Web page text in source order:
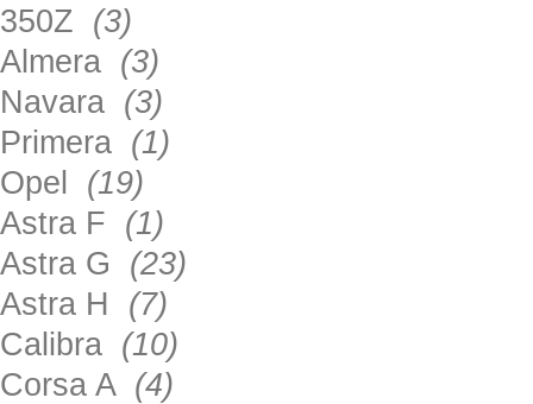
350Z (3)
Almera (3)
Navara (3)
Primera (1)
Opel (19)
Astra F (1)
Astra G (23)
Astra H (7)
Calibra (10)
Corsa A (4)